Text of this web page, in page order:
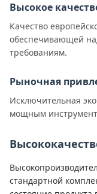
Высокое
Качество
обеспечивающей
требованиям.
Рыночная
Исключительная
мощным
стандартной